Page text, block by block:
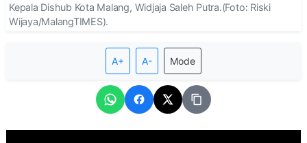
Kepala Dishub Kota Malang, Widjaja Saleh Putra.(Foto: Riski
Wijaya/MalangTIMES).
A+ A- Mode